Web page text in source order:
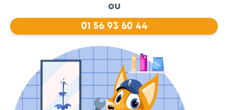
ou
01 56 93 60 44